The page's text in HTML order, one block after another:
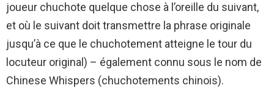
joueur chuchote quelque chose à l’oreille du suivant,
et où le suivant doit transmettre la phrase originale
jusqu’à ce que le chuchotement atteigne le tour du
locuteur original) – également connu sous le nom de
Chinese Whispers (chuchotements chinois).